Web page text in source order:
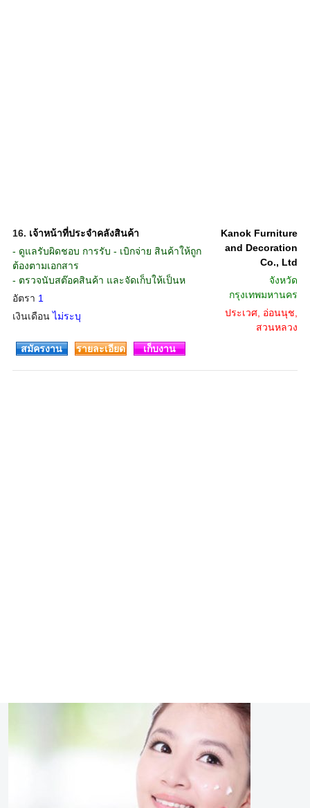
16. เจ้าหน้าที่ประจำคลังสินค้า
- ดูแลรับผิดชอบ การรับ - เบิกจ่าย สินค้าให้ถูก
ต้องตามเอกสาร
- ตรวจนับสต๊อคสินค้า และจัดเก็บให้เป็นห
อัตรา 1
เงินเดือนไม่ระบุ
Kanok Furniture
and Decoration
Co., Ltd
จังหวัด
กรุงเทพมหานคร
ประเวศ, อ่อนนุช,
สวนหลวง
สมัครงาน
รายละเอียด เก็บงาน